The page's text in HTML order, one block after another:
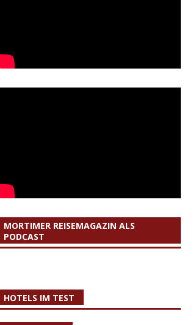
MORTIMER REISEMAGAZIN ALS
PODCAST
HOTELS IM TEST